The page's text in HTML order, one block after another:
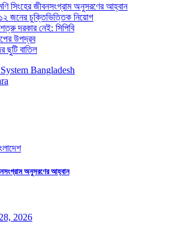
সিংহের জীবনসংগ্রাম অনুসরণের আহ্বান
জনের চুক্তিভিত্তিক নিয়োগ
দরকার নেই: সিপিবি
উপদ্রব
ছুটি বাতিল
অনুসরণের আহ্বান
2026